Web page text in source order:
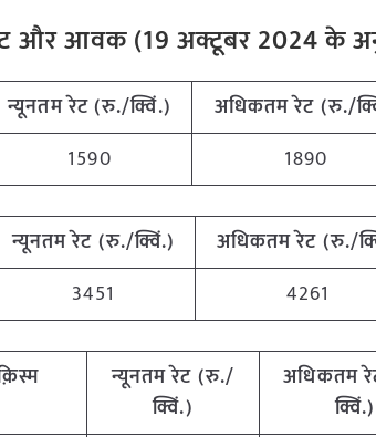
और आवक (19 अक्टूबर2024के
न्यूनतम रेट (रु./क्विं.) अधिकतम रेट (रु./
1590 1890
न्यूनतम रेट (रु./क्विं.) अधिकतम रेट (रु./
3451 4261
न्यूनतम रेट (रु./
क्विं.)
अधिकतम
क्विं.)